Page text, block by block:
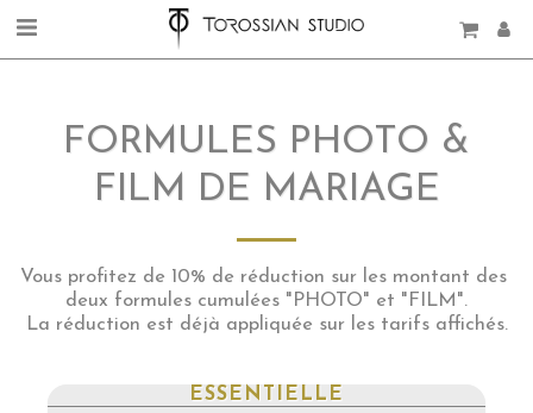
FORMULES PHOTO &
FILM DE MARIAGE
Vous profitez de 10% de réduction sur les montant des
deux formules cumulées "PHOTO" et "FILM".
La réduction est déjà appliquée sur les tarifs affichés.
ESSENTIELLE